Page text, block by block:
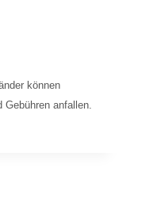
können
anfallen.